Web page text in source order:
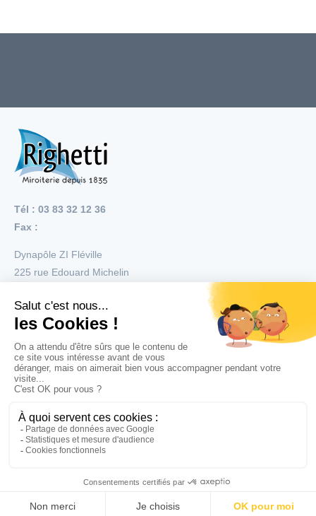
Tél : 03 83 32 12 36
Fax :
Dynapôle ZI Fléville
225 rue Edouard Michelin
Menu
Nos réalisations
Nos produits
Nos services
Copyright © 2026 Tous droits réservés Righetti
Mentions légales